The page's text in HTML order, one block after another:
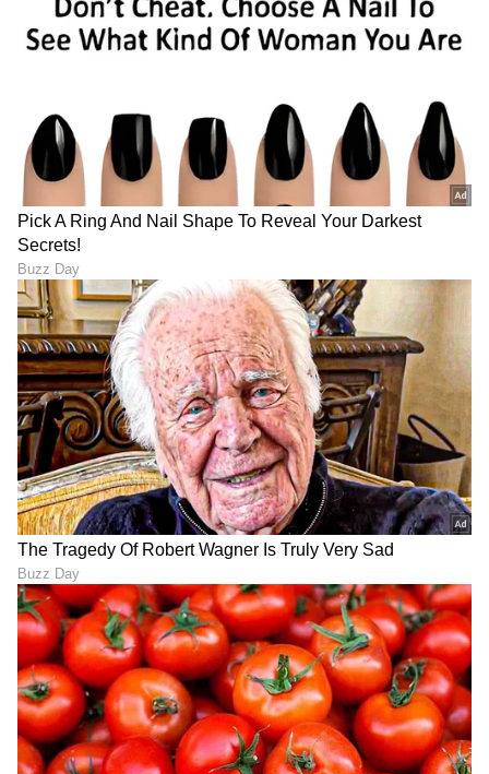
DOWNLOAD APP
RECOMMENDED STORIES
Exclusive Interview:
ಅಯೋಗ್ಯ 2ರಲ್ಲಿ ಗುಣಮಟ್ಟ, ನಗು
ದುಪ್ಪಟ್ಟು: ಸತೀಶ್ ನೀನಾಸಂ
ಸಂದರ್ಶನ
ಶಾಂತಿ ಕ್ರಾಂತಿ ರೀ-ರಿಲೀಸ್,
‘ಮುಧೋಳ್’ ಸಿನಿಮಾ,
ನಿರ್ಮಾಪಕರ ಪ್ರಶ್ನೆ: ವಿಕ್ರಮ್
ರವಿಚಂದ್ರನ್ ಓಪನ್ ಟಾಕ್